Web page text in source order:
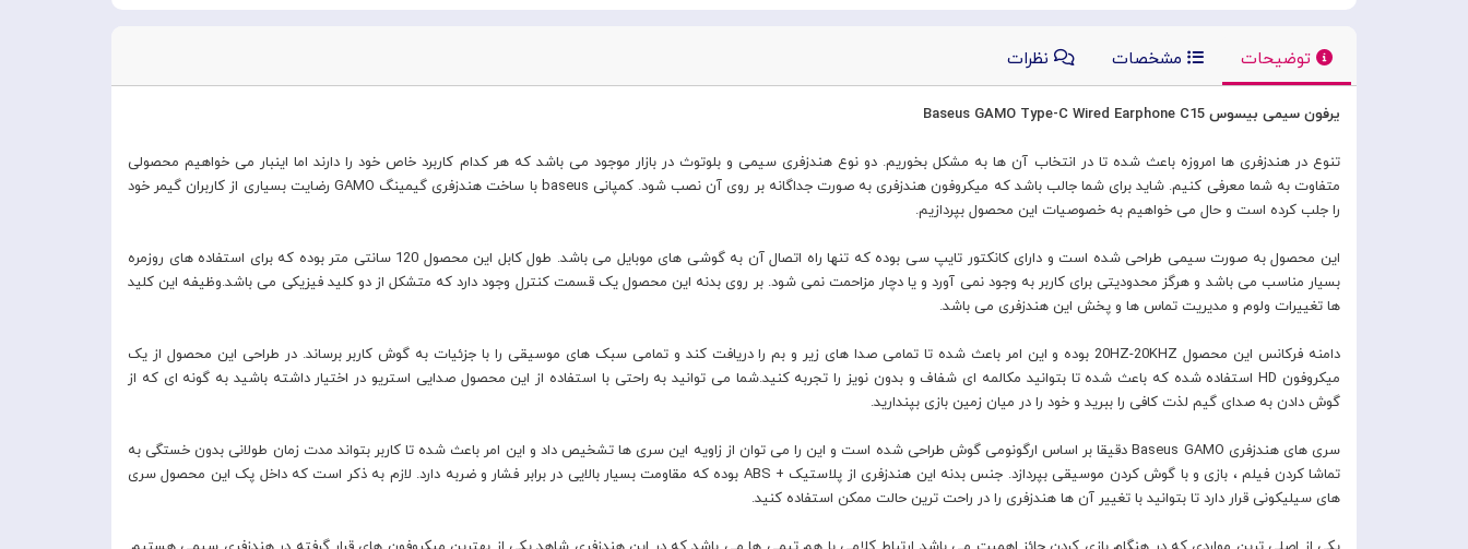
توضیحات مشخصات نظرات
یرفون سیمی بیسوس Baseus GAMO Type-C Wired Earphone C15
تنوع در هندزفری ها امروزه باعث شده تا در انتخاب آن ها به مشکل بخوریم. دو نوع هندزفری سیمی و بلوتوث در بازار موجود می باشد که هر کدام کاربرد خاص خود را دارند اما اینبار می خواهیم محصولی
متفاوت به شما معرفی کنیم. شاید برای شما جالب باشد که میکروفون هندزفری به صورت جداگانه بر روی آن نصب شود. کمپانی baseus با ساخت هندزفری گیمینگ GAMO رضایت بسیاری از کاربران گیمر خود
را جلب کرده است و حال می خواهیم به خصوصیات این محصول بپردازیم.
این محصول به صورت سیمی طراحی شده است و دارای کانکتور تایپ سی بوده که تنها راه اتصال آن به گوشی های موبایل می باشد. طول کابل این محصول 120 سانتی متر بوده که برای استفاده های روزمره
بسیار مناسب می باشد و هرگز محدودیتی برای کاربر به وجود نمی آورد و یا دچار مزاحمت نمی شود. بر روی بدنه این محصول یک قسمت کنترل وجود دارد که متشکل از دو کلید فیزیکی می باشد.وظیفه این کلید
ها تغییرات ولوم و مدیریت تماس ها و پخش این هندزفری می باشد.
دامنه فرکانس این محصول 20HZ-20KHZ بوده و این امر باعث شده تا تمامی صدا های زیر و بم را دریافت کند و تمامی سبک های موسیقی را با جزئیات به گوش کاربر برساند. در طراحی این محصول از یک
میکروفون HD استفاده شده که باعث شده تا بتوانید مکالمه ای شفاف و بدون نویز را تجربه کنید.شما می توانید به راحتی با استفاده از این محصول صدایی استریو در اختیار داشته باشید به گونه ای که از
گوش دادن به صدای گیم لذت کافی را ببرید و خود را در میان زمین بازی بپندارید.
سری های هندزفری Baseus GAMO دقیقا بر اساس ارگونومی گوش طراحی شده است و این را می توان از زاویه این سری ها تشخیص داد و این امر باعث شده تا کاربر بتواند مدت زمان طولانی بدون خستگی به
تماشا کردن فیلم ، بازی و با گوش کردن موسیقی بپردازد. جنس بدنه این هندزفری از پلاستیک + ABS بوده که مقاومت بسیار بالایی در برابر فشار و ضربه دارد. لازم به ذکر است که داخل پک این محصول سری
های سیلیکونی قرار دارد تا بتوانید با تغییر آن ها هندزفری را در راحت ترین حالت ممکن استفاده کنید.